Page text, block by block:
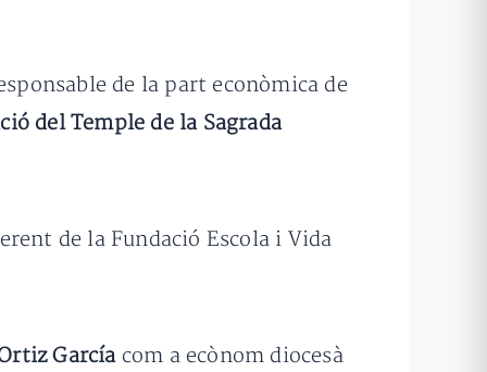
de la part econòmica de
del Temple de la Sagrada
de la Fundació Escola i Vida
Garcíacom a ecònom diocesà